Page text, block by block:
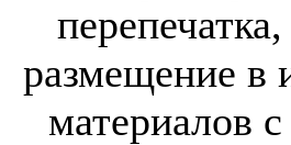
размещение в
материалов